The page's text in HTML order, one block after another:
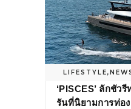
LIFESTYLE,
‘PISCES’ ลักชัว
รันที่นิยามการท่อ